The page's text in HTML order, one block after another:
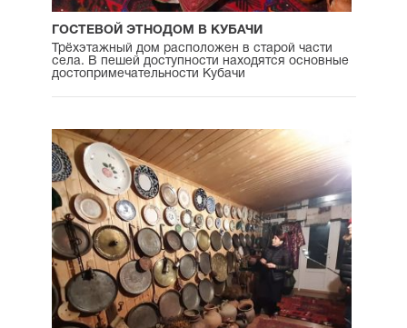
ГОСТЕВОЙ ЭТНОДОМ В КУБАЧИ
Трёхэтажный дом расположен в старой части
села. В пешей доступности находятся основные
достопримечательности Кубачи